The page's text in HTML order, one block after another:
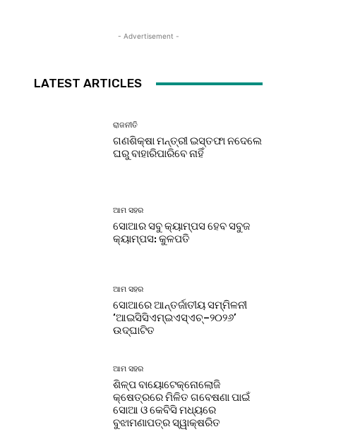
- Advertisement -
LATEST ARTICLES
ରାଜନୀତି
ଗଣଶିକ୍ଷା ମନ୍ତ୍ରୀ ଇସ୍ତଫା ନଦେଲେ
ଘରୁ ବାହାରିପାରିବେ ନାହିଁ
ଆମ ସହର
ସୋଆର ସବୁ କ୍ୟାମ୍ପସ ହେବ ସବୁଜ
କ୍ୟାମ୍ପସ: କୁଳପତି
ଆମ ସହର
ସୋଆରେ ଆନ୍ତର୍ଜାତୀୟ ସମ୍ମିଳନୀ
‘ଆଇସିସିଏମ୍‌ଇଏସ୍‌ଏଚ୍‌–୨୦୨୬’
ଉଦ୍‌ଘାଟିତ
ଆମ ସହର
ଶିଳ୍ପ ବାୟୋଟେକ୍ନୋଲୋଜି
କ୍ଷେତ୍ରରେ ମିଳିତ ଗବେଷଣା ପାଇଁ
ସୋଆ ଓ କେବିସି ମଧ୍ୟରେ
ବୁଝାମଣାପତ୍ର ସ୍ୱାକ୍ଷରିତ